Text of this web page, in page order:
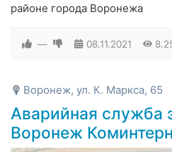
районе города Воронежа
— 08.11.2021
Воронеж, ул. К. Маркса, 65
Аварийная служба
Воронеж